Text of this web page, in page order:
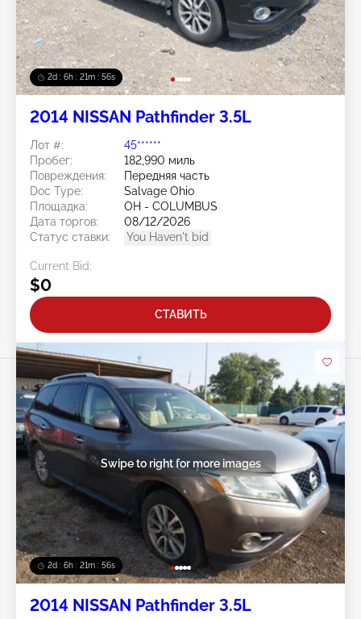
2d : 6h : 21m : 53s
2014 NISSAN Pathfinder 3.5L
Лот #:
45******
Пробег:
182,990 миль
Повреждения:
Передняя часть
Doc Type:
Salvage Ohio
Площадка:
OH - COLUMBUS
Дата торгов:
08/12/2026
Статус ставки:
You Haven't bid
Current Bid:
$0
СТАВИТЬ
2d : 6h : 21m : 53s
Swipe to right for more images
2014 NISSAN Pathfinder 3.5L